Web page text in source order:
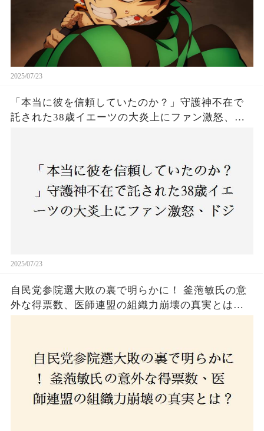
2025/07/23
「本当に彼を信頼していたのか？」守護神不在で
託された38歳イエーツの大炎上にファン激怒、ド
2025/07/23
自民党参院選大敗の裏で明らかに！ 釜萢敏氏の意
外な得票数、医師連盟の組織力崩壊の真実とは？